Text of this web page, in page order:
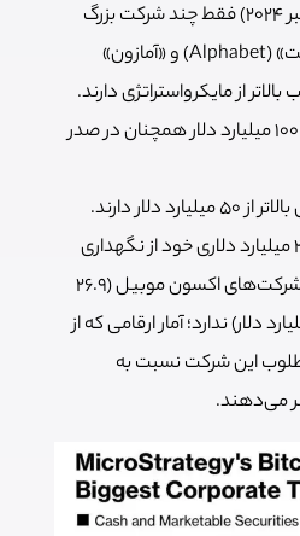
نقد است؛ در حال حاضر (نوامبر 2024) فقط چند شرکت بزرگ
مانند «اپل» (Apple) ، «آلفابت» (Alphabet) و «آمازون»
اپل با ذخایر نقدی بیش از ۱۰۰ میلیارد دلار همچنان در صدر
دلار دارند.
اما مایکرواستراتژی با ذخایر ۲۶ میلیارد دلاری خود از نگهداری
بیت‌کوین، فاصله چندانی با شرکت‌های اکسون موبیل (۲۶.۹
دلار) و اینتل (۲۹.۶ میلیارد دلار) ندارد؛ آمار ارقامی که از
این شرکت نسبت به
می‌دهند.